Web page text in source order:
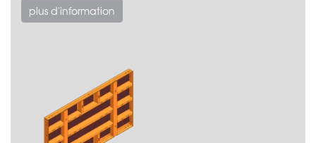
plus d'information